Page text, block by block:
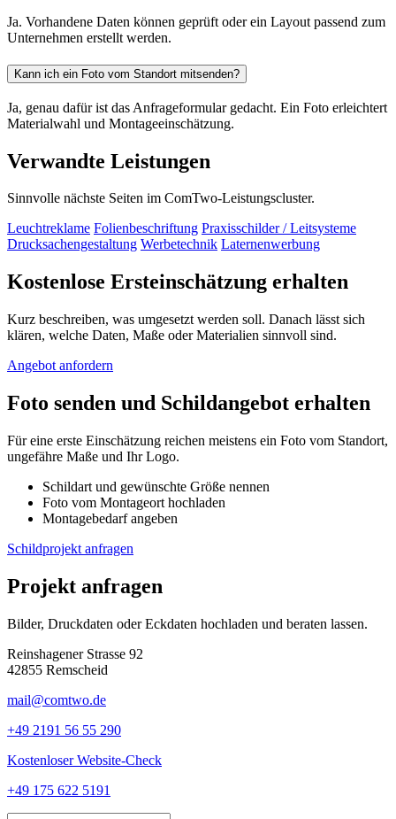
Ja. Vorhandene Daten können geprüft oder ein Layout passend zum
Unternehmen erstellt werden.
Kann ich ein Foto vom Standort mitsenden?
Ja, genau dafür ist das Anfrageformular gedacht. Ein Foto erleichtert
Materialwahl und Montageeinschätzung.
Verwandte Leistungen
Sinnvolle nächste Seiten im ComTwo-Leistungscluster.
Leuchtreklame Folienbeschriftung Praxisschilder / Leitsysteme
Drucksachengestaltung Werbetechnik Laternenwerbung
Kostenlose Ersteinschätzung erhalten
Kurz beschreiben, was umgesetzt werden soll. Danach lässt sich
klären, welche Daten, Maße oder Materialien sinnvoll sind.
Angebot anfordern
Foto senden und Schildangebot erhalten
Für eine erste Einschätzung reichen meistens ein Foto vom Standort,
ungefähre Maße und Ihr Logo.
Schildart und gewünschte Größe nennen
Foto vom Montageort hochladen
Montagebedarf angeben
Schildprojekt anfragen
Projekt anfragen
Bilder, Druckdaten oder Eckdaten hochladen und beraten lassen.
Reinshagener Strasse 92
42855 Remscheid
mail@comtwo.de
+49 2191 56 55 290
Kostenloser Website-Check
+49 175 622 5191